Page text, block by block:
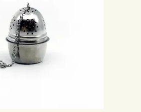
LEER MÁS